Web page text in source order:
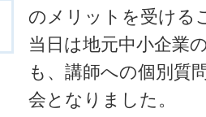
のメリットを受ける
当日は地元中小企業
も、講師への個別質
会となりました。